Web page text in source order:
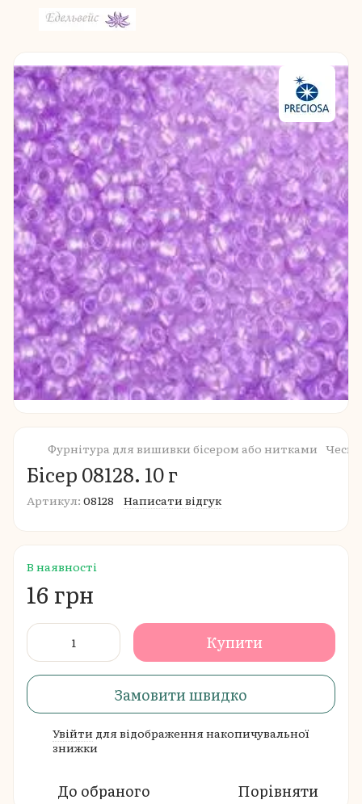
Фурнітура для вишивки бісером або нитками
Бісер 08128. 10 г
Артикул: 08128 Написати відгук
В наявності
16 грн
Купити
Замовити швидко
Увійти для відображення накопичувальної
знижки
До обраного Порівняти